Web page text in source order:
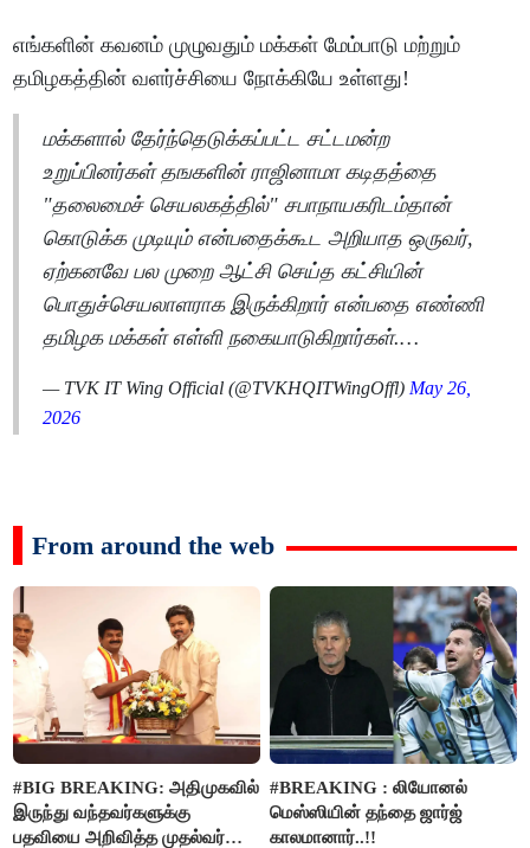
எங்களின் கவனம் முழுவதும் மக்கள் மேம்பாடு மற்றும்
தமிழகத்தின் வளர்ச்சியை நோக்கியே உள்ளது!
மக்களால் தேர்ந்தெடுக்கப்பட்ட சட்டமன்ற
உறுப்பினர்கள் தஙகளின் ராஜினாமா கடிதத்தை
"தலைமைச் செயலகத்தில்" சபாநாயகரிடம்தான்
கொடுக்க முடியும் என்பதைக்கூட அறியாத ஒருவர்,
ஏற்கனவே பல முறை ஆட்சி செய்த கட்சியின்
பொதுச்செயலாளராக இருக்கிறார் என்பதை எண்ணி
தமிழக மக்கள் எள்ளி நகையாடுகிறார்கள்.…
— TVK IT Wing Official (@TVKHQITWingOffl) May 26,
2026
From around the web
#BIG BREAKING: அதிமுகவில்
இருந்து வந்தவர்களுக்கு
பதவியை அறிவித்த முதல்வர்
#BREAKING : லியோனல்
மெஸ்ஸியின் தந்தை ஜார்ஜ்
காலமானார்..!!